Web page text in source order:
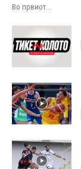
Во првиот...